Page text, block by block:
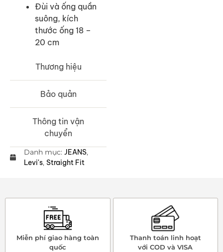
Thương hiệu
Bảo quản
Thông tin vận
chuyển
Đùi và ống quần
suông, kích
thước ống 18 –
20 cm
Danh mục: JEANS,
Levi's, Straight Fit
Miễn phí giao hàng toàn
quốc
Thanh toán linh hoạt
với COD và VISA